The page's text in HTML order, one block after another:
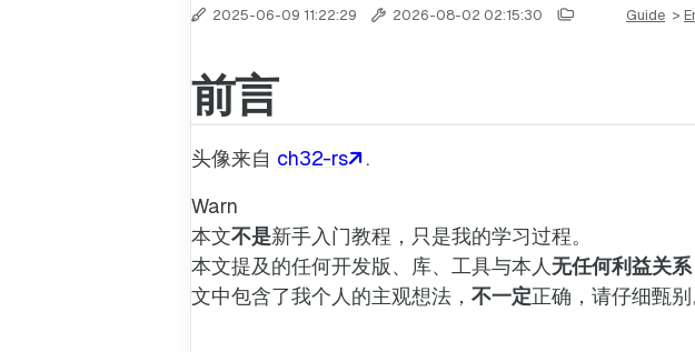
2025-06-09 11:22:29 2026-08-02 02:15:30 Guide >
前言
头像来自 ch32-rs .
Warn
本文不是新手入门教程，只是我的学习过程。
本文提及的任何开发版、库、工具与本人 无任何利益关系
文中包含了我个人的主观想法， 不一定正确，请仔细甄别